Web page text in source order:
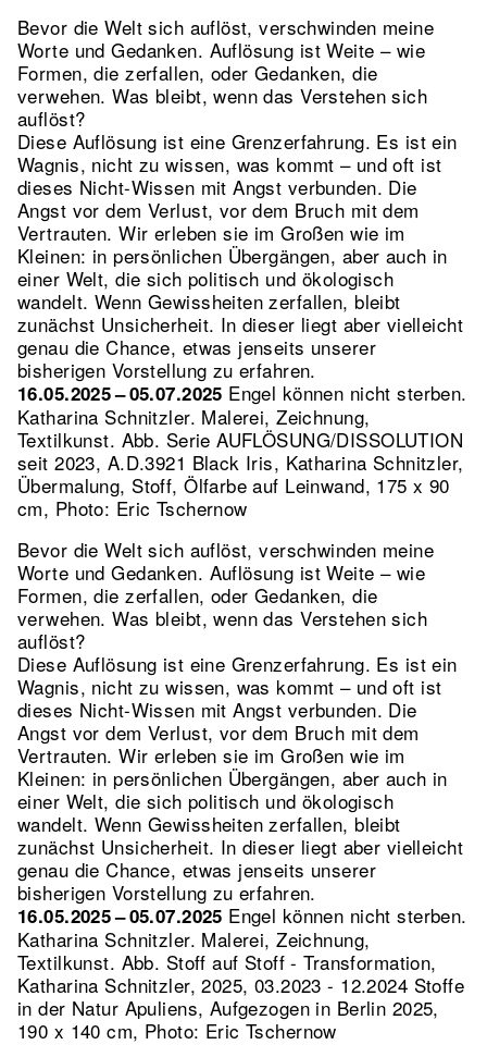
Bevor die Welt sich auflöst, verschwinden meine
Worte und Gedanken. Auflösung ist Weite – wie
Formen, die zerfallen, oder Gedanken, die
verwehen. Was bleibt, wenn das Verstehen sich
auflöst?
Diese Auflösung ist eine Grenzerfahrung. Es ist ein
Wagnis, nicht zu wissen, was kommt – und oft ist
dieses Nicht-Wissen mit Angst verbunden. Die
Angst vor dem Verlust, vor dem Bruch mit dem
Vertrauten. Wir erleben sie im Großen wie im
Kleinen: in persönlichen Übergängen, aber auch in
einer Welt, die sich politisch und ökologisch
wandelt. Wenn Gewissheiten zerfallen, bleibt
zunächst Unsicherheit. In dieser liegt aber vielleicht
genau die Chance, etwas jenseits unserer
bisherigen Vorstellung zu erfahren.
16.05.2025 – 05.07.2025 Engel können nicht sterben.
Katharina Schnitzler. Malerei, Zeichnung,
Textilkunst. Abb. Serie AUFLÖSUNG/DISSOLUTION
seit 2023, A.D.3921 Black Iris, Katharina Schnitzler,
Übermalung, Stoff, Ölfarbe auf Leinwand, 175 x 90
cm, Photo: Eric Tschernow
Bevor die Welt sich auflöst, verschwinden meine
Worte und Gedanken. Auflösung ist Weite – wie
Formen, die zerfallen, oder Gedanken, die
verwehen. Was bleibt, wenn das Verstehen sich
auflöst?
Diese Auflösung ist eine Grenzerfahrung. Es ist ein
Wagnis, nicht zu wissen, was kommt – und oft ist
dieses Nicht-Wissen mit Angst verbunden. Die
Angst vor dem Verlust, vor dem Bruch mit dem
Vertrauten. Wir erleben sie im Großen wie im
Kleinen: in persönlichen Übergängen, aber auch in
einer Welt, die sich politisch und ökologisch
wandelt. Wenn Gewissheiten zerfallen, bleibt
zunächst Unsicherheit. In dieser liegt aber vielleicht
genau die Chance, etwas jenseits unserer
bisherigen Vorstellung zu erfahren.
16.05.2025 – 05.07.2025 Engel können nicht sterben.
Katharina Schnitzler. Malerei, Zeichnung,
Textilkunst. Abb. Stoff auf Stoff - Transformation,
Katharina Schnitzler, 2025, 03.2023 - 12.2024 Stoffe
in der Natur Apuliens, Aufgezogen in Berlin 2025,
190 x 140 cm, Photo: Eric Tschernow